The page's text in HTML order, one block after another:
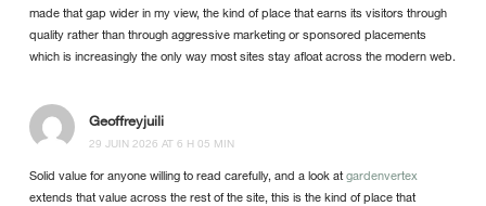
made that gap wider in my view, the kind of place that earns its visitors through
quality rather than through aggressive marketing or sponsored placements
which is increasingly the only way most sites stay afloat across the modern web.
Geoffreyjuili
29 JUIN 2026 AT 6 H 05 MIN
Solid value for anyone willing to read carefully, and a look atgardenvertex
extends that value across the rest of the site, this is the kind of place that